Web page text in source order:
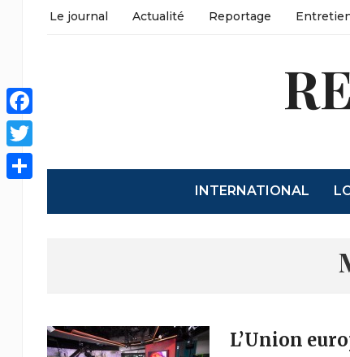
Le journal Actualité Reportage
INTERNATIONAL
L’Union
Facebook
Twitter